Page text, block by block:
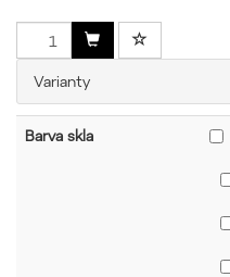
Varianty
Barva skla